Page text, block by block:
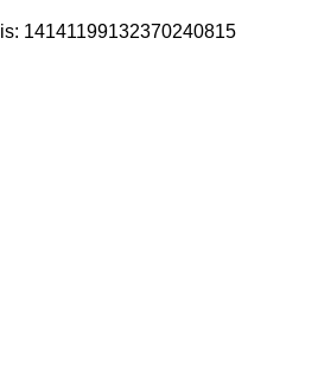
14141199132370240815